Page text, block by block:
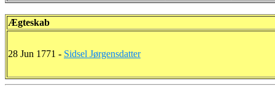
Ægteskab
28 Jun 1771 - Sidsel Jørgensdatter